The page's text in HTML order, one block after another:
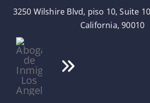
Skip
content
3250 Wilshire Blvd, piso 10, Suite
California, 90010
Toggle
Inicio